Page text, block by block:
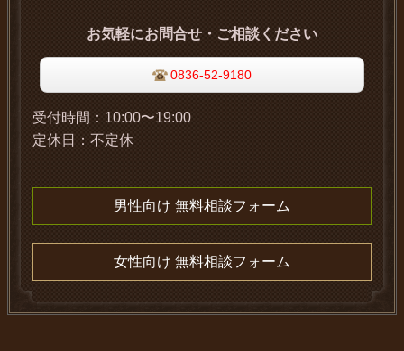
お気軽にお問合せ・ご相談ください
0836-52-9180
受付時間： 10:00〜19:00
定休日： 不定休
男性向け 無料相談フォーム
女性向け 無料相談フォーム